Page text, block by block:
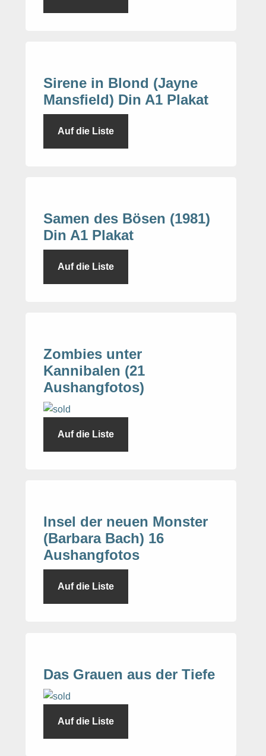
Sirene in Blond (Jayne
Mansfield) Din A1 Plakat
Auf die Liste
Samen des Bösen (1981)
Din A1 Plakat
Auf die Liste
Zombies unter
Kannibalen (21
Aushangfotos)
Auf die Liste
Insel der neuen Monster
(Barbara Bach) 16
Aushangfotos
Auf die Liste
Das Grauen aus der Tiefe
Auf die Liste